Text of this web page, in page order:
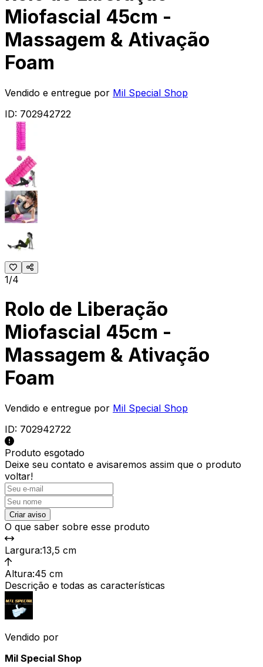
Miofascial 45cm -
Massagem & Ativação
Foam
Vendido e entregue por Mil Special Shop
ID: 702942722
1/4
Rolo de Liberação
Miofascial 45cm -
Massagem & Ativação
Foam
Vendido e entregue por Mil Special Shop
ID: 702942722
Produto esgotado
Deixe seu contato e avisaremos assim que o produto
voltar!
Criar aviso
O que saber sobre esse produto
Largura:13,5 cm
Altura:45 cm
Descrição e todas as características
Vendido por
Mil Special Shop